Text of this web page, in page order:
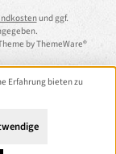
und ggf.
byThemeWare®
Erfahrung bieten zu